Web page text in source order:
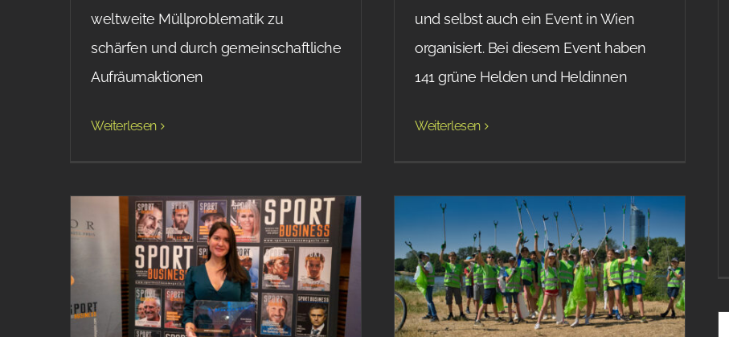
weltweite Müllproblematik zu
schärfen und durch gemeinschaftliche
Aufräumaktionen
Weiterlesen
und selbst auch ein Event in Wien
organisiert. Bei diesem Event haben
141 grüne Helden und Heldinnen
Weiterlesen
Gewinn Victor 2021 für
Sport und Klimaschutz
Über 500 Schüler*innen bei
Umweltworkshops